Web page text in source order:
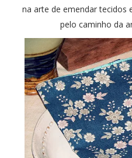
na arte de emendar tecidos
pelo caminho da